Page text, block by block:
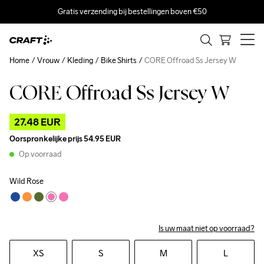
Gratis verzending bij bestellingen boven €50
CORE Offroad Ss Jersey W
27.48 EUR
Oorspronkelijke prijs54.95 EUR
Op voorraad
Wild Rose
Is uw maat niet op voorraad?
XS S M L
Home Vrouw Kleding Bike Shirts CORE Offroad Ss Jersey W
Outlet